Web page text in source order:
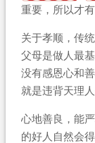
重要，所以才有
关于孝顺，传
父母是做人最
没有感恩心和
就是违背天理人
心地善良，能
的好人自然会